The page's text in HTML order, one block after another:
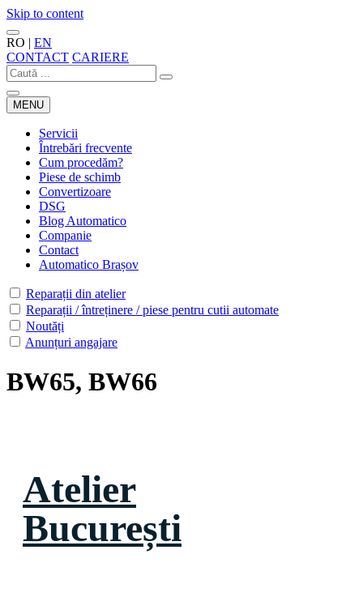
Skip to content
RO | EN
CONTACT CARIERE
MENU
Servicii
Întrebări frecvente
Cum procedăm?
Piese de schimb
Convertizoare
DSG
Blog Automatico
Companie
Contact
Automatico Brașov
Reparații din atelier
Reparații / întreținere / piese pentru cutii automate
Noutăți
Anunțuri angajare
BW65, BW66
Atelier
București